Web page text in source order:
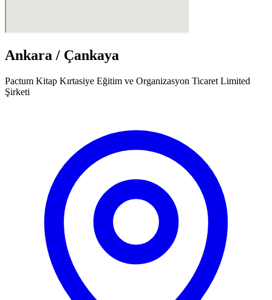
Ankara / Çankaya
Pactum Kitap Kırtasiye Eğitim ve Organizasyon Ticaret Limited
Şirketi